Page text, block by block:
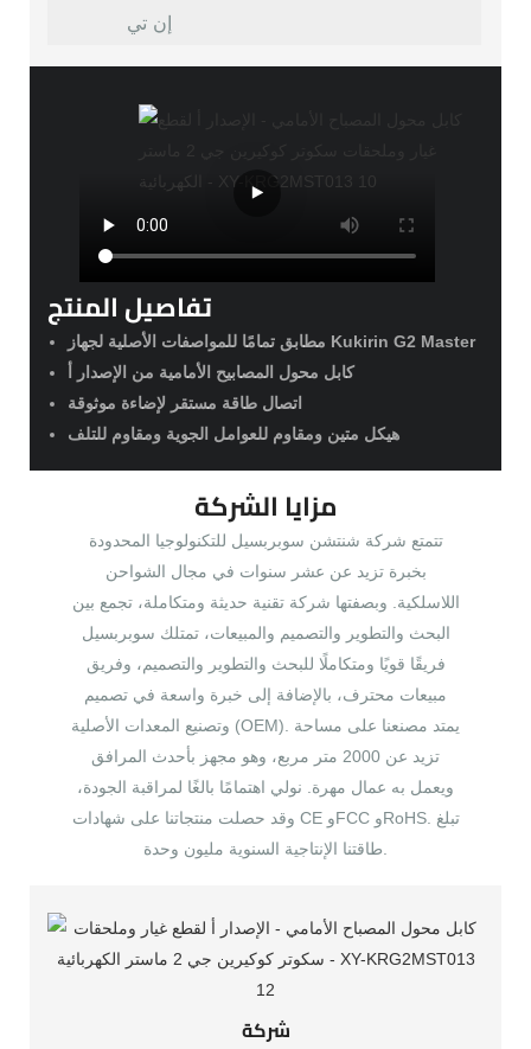
إن تي
تفاصيل المنتج
مطابق تمامًا للمواصفات الأصلية لجهاز Kukirin G2 Master
كابل محول المصابيح الأمامية من الإصدار أ
اتصال طاقة مستقر لإضاءة موثوقة
هيكل متين ومقاوم للعوامل الجوية ومقاوم للتلف
مزايا الشركة
تتمتع شركة شنتشن سوبربسيل للتكنولوجيا المحدودة
بخبرة تزيد عن عشر سنوات في مجال الشواحن
اللاسلكية. وبصفتها شركة تقنية حديثة ومتكاملة، تجمع بين
البحث والتطوير والتصميم والمبيعات، تمتلك سوبربسيل
فريقًا قويًا ومتكاملًا للبحث والتطوير والتصميم، وفريق
مبيعات محترف، بالإضافة إلى خبرة واسعة في تصميم
وتصنيع المعدات الأصلية (OEM). يمتد مصنعنا على مساحة
تزيد عن 2000 متر مربع، وهو مجهز بأحدث المرافق
ويعمل به عمال مهرة. نولي اهتمامًا بالغًا لمراقبة الجودة،
وقد حصلت منتجاتنا على شهادات CE وFCC وRoHS. تبلغ
طاقتنا الإنتاجية السنوية مليون وحدة.
شركة